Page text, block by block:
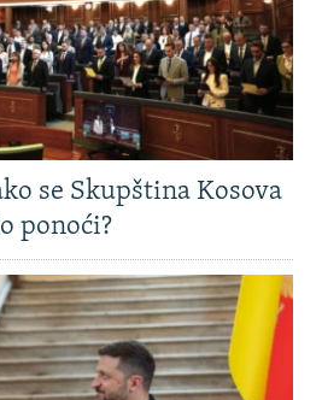
se Skupština Kosova
ponoći?